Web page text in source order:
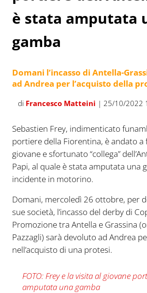
è stata amputata
gamba
Domani l’incasso di Antella-
ad Andrea per l’acquisto della
di Francesco Matteini | 25/10/2022
Sebastien Frey, indimenticato
portiere della Fiorentina, è andato a
giovane e sfortunato “collega”
Papi, al quale è stata amputata una
incidente in motorino.
Domani, mercoledì 26 ottobre, per
sue società, l’incasso del derby di
Promozione tra Antella e Grassina
Pazzagli) sarà devoluto ad Andrea
nell’acquisto di una protesi.
FOTO: Frey e la visita al giovane
amputata una gamba